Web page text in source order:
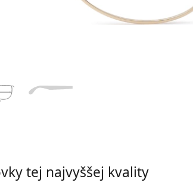
tej najvyššej kvality